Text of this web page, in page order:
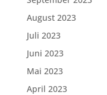
August 2023
Juli 2023
Juni 2023
Mai 2023
April 2023